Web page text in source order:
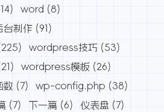
word (8)
台制作 (91)
wordpress技巧 (53)
wordpress模板 (26)
数 (7) wp-config.php (38)
(7) 下一篇 (6) 仪表盘 (7)